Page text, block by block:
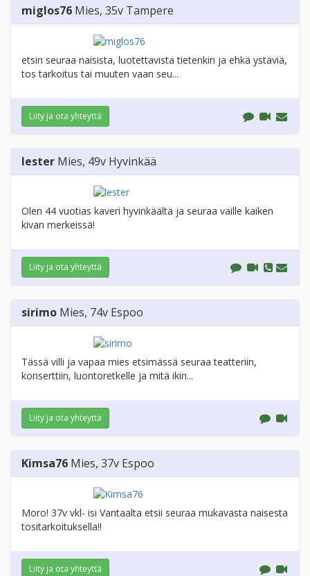
miglos76 Mies, 35v Tampere
etsin seuraa naisista, luotettavista tietenkin ja ehkä ystäviä,
tos tarkoitus tai muuten vaan seu...
Liity ja ota yhteyttä
lester Mies, 49v Hyvinkää
Olen 44 vuotias kaveri hyvinkäältä ja seuraa vaille kaiken
kivan merkeissä!
Liity ja ota yhteyttä
sirimo Mies, 74v Espoo
Tässä villi ja vapaa mies etsimässä seuraa teatteriin,
konserttiin, luontoretkelle ja mitä ikin...
Liity ja ota yhteyttä
Kimsa76 Mies, 37v Espoo
Moro! 37v vkl- isi Vantaalta etsii seuraa mukavasta naisesta
tositarkoituksella!!
Liity ja ota yhteyttä